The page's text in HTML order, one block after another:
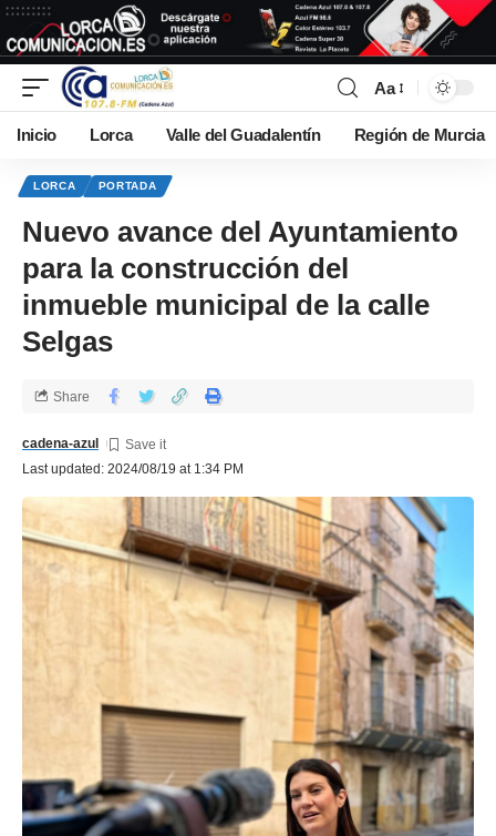
Aa
Inicio Lorca Valle del Guadalentín Región de Murcia
LORCA PORTADA
Nuevo avance del Ayuntamiento
para la construcción del
inmueble municipal de la calle
Selgas
Last updated: 2024/08/19 at 1:34 PM
cadena-azul
Share